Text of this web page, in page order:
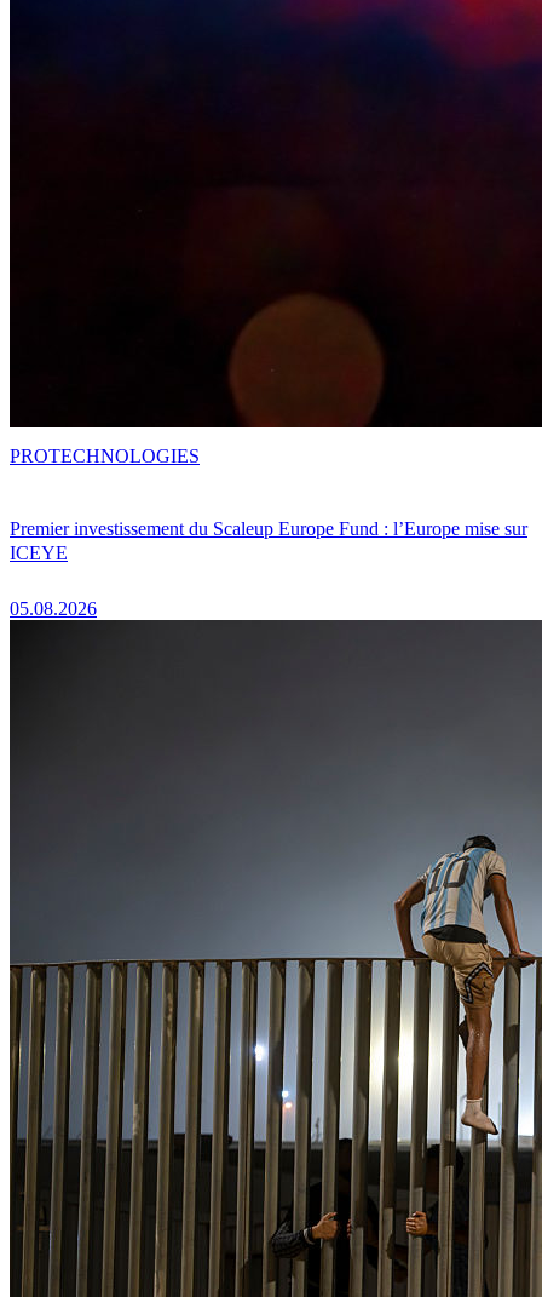
Premier investissement du Scaleup Europe Fund : l’Europe mise sur
ICEYE
05.08.2026
PROTECHNOLOGIES